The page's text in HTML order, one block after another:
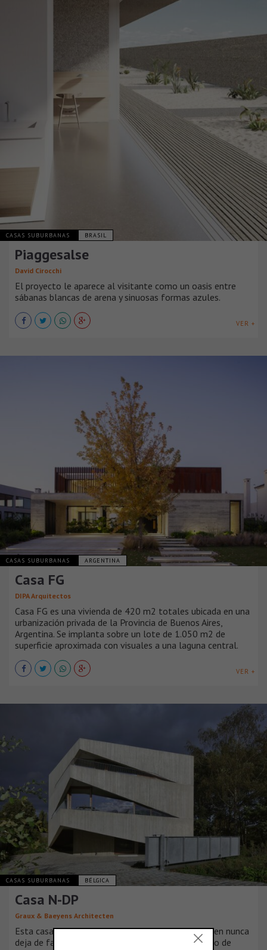
CASAS SUBURBANAS BRASIL
Piaggesalse
David Cirocchi
El proyecto le aparece al visitante como un oasis entre
sábanas blancas de arena y sinuosas formas azules.
VER +
CASAS SUBURBANAS ARGENTINA
Casa FG
DIPA Arquitectos
Casa FG es una vivienda de 420 m2 totales ubicada en una
urbanización privada de la Provincia de Buenos Aires,
Argentina. Se implanta sobre un lote de 1.050 m2 de
superficie aproximada con visuales a una laguna central.
VER +
CASAS SUBURBANAS BÉLGICA
Casa N-DP
Graux & Baeyens Architecten
Esta casa a lo largo de Leuvense Vaart en Mechelen nunca
deja de fascinar. Un juego aparentemente aleatorio de